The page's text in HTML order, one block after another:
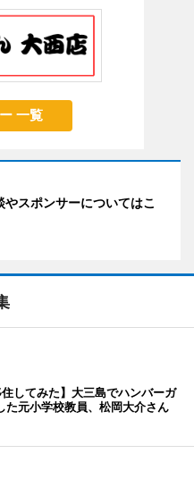
一覧
やスポンサーについてはこ
住してみた】大三島でハンバーガ
た元小学校教員、松岡大介さん